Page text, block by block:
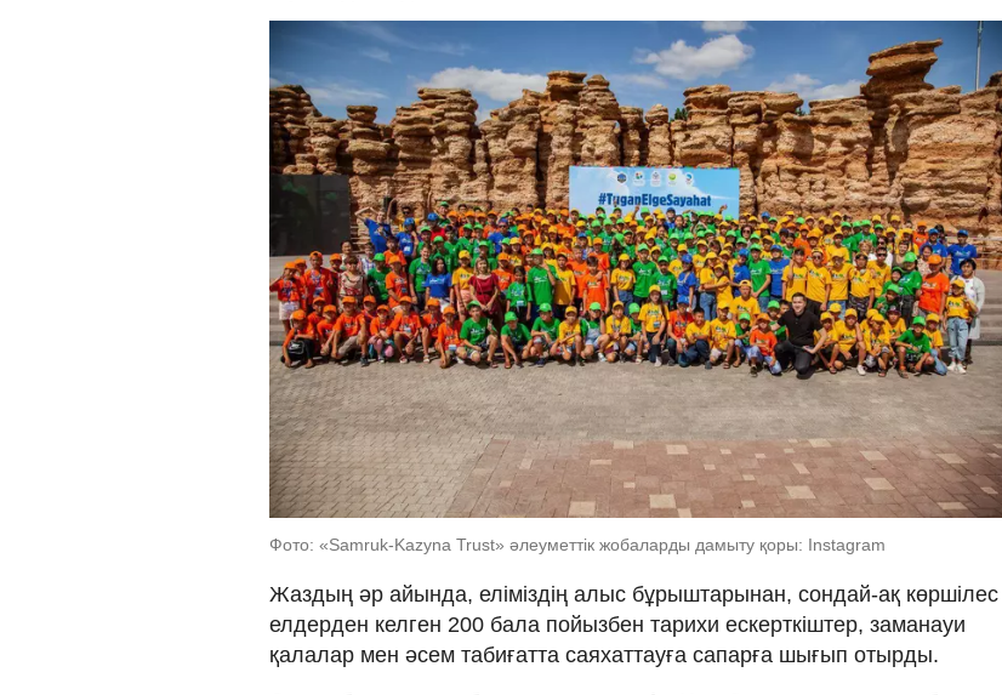
Фото: «Samruk-Kazyna Trust» әлеуметтік жобаларды дамыту қоры: Instagram
Жаздың әр айында, еліміздің алыс бұрыштарынан, сондай-ақ көршілес
елдерден келген 200 бала пойызбен тарихи ескерткіштер, заманауи
қалалар мен әсем табиғатта саяхаттауға сапарға шығып отырды.